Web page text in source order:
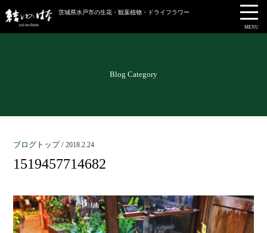
茨城県水戸市の生花・観葉植物・ドライフラワー
MENU
Blog Category
ブログトップ /2018.2.24
1519457714682